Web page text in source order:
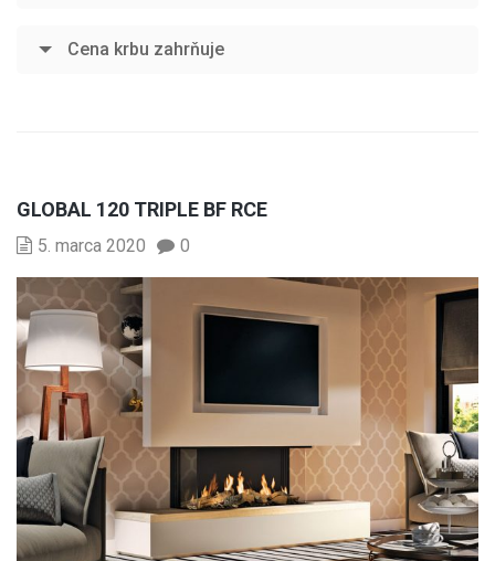
Cena krbu zahrňuje
GLOBAL 120 TRIPLE BF RCE
5. marca 2020 0